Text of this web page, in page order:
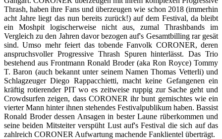
Thrash, haben ihre Fans und überzeugen wie schon 2018 (immerhin
acht Jahre liegt das nun bereits zurück!) auf dem Festival, da bleibt
ein Moshpit logischerweise nicht aus, zumal Thrashbands im
Vergleich zu den Jahren davor bezogen auf's Gesamtbilling rar gesät
sind. Umso mehr feiert das tobende Fanvolk CORONER, deren
anspruchsvoller Progressive Thrash Spuren hinterlässt. Das Trio
bestehend aus Frontmann Ronald Broder (aka Ron Royce) Tommy
T. Baron (auch bekannt unter seinem Namen Thomas Vetterli) und
Schlagzeuger Diego Rappacchietti, macht keine Gefangenen ein
kräftig rotierender PIT wo es zeitweise ruppig zur Sache geht und
Crowdsurfen zeigen, dass CORONER ihr bunt gemischtes wie ein
vierter Mann hinter ihnen stehendes Festivalpublikum haben. Bassist
Ronald Broder dessen Ansagen in bester Laune rüberkommen und
seine beiden Mitsteiter verspüht Lust auf's Festival die sich auf das
zahlreich CORONER Aufwartung machende Fanklientel überträgt.